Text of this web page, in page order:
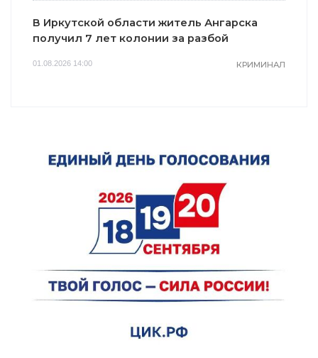
В Иркутской области житель Ангарска
получил 7 лет колонии за разбой
01.08.2026 14:00 КРИМИНАЛ